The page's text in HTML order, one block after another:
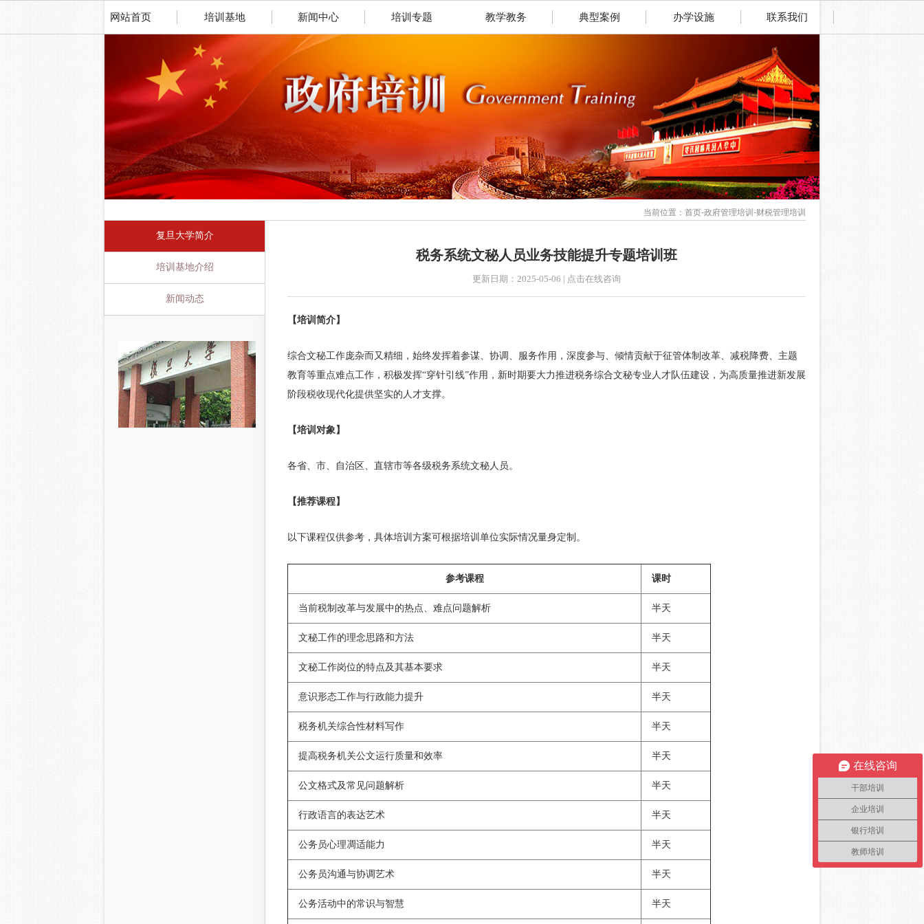
网站首页 培训基地 新闻中心 培训专题 教学教务 典型案例 办学设施 联系我们
当前位置：首页-政府管理培训-财税管理培训
复旦大学简介
培训基地介绍
新闻动态
税务系统文秘人员业务技能提升专题培训班
更新日期：2025-05-06 | 点击在线咨询
【培训简介】
综合文秘工作庞杂而又精细，始终发挥着参谋、协调、服务作用，深度参与、倾情贡献于征管体制改革、减税降费、主题
教育等重点难点工作，积极发挥“穿针引线”作用，新时期要大力推进税务综合文秘专业人才队伍建设，为高质量推进新发展
阶段税收现代化提供坚实的人才支撑。
【培训对象】
各省、市、自治区、直辖市等各级税务系统文秘人员。
【推荐课程】
以下课程仅供参考，具体培训方案可根据培训单位实际情况量身定制。
参考课程 课时
当前税制改革与发展中的热点、难点问题解析 半天
文秘工作的理念思路和方法 半天
文秘工作岗位的特点及其基本要求 半天
意识形态工作与行政能力提升 半天
税务机关综合性材料写作 半天
提高税务机关公文运行质量和效率 半天
公文格式及常见问题解析 半天
行政语言的表达艺术 半天
公务员心理凋适能力 半天
公务员沟通与协调艺术 半天
公务活动中的常识与智慧 半天
在线咨询
干部培训
企业培训
银行培训
教师培训